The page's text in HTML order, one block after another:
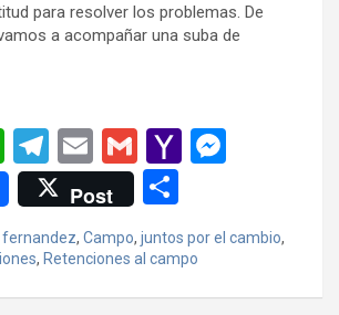
para resolver los problemas. De
a acompañar una suba de
W
h
at
s
A
T
el
e
gr
a
E
m
ail
G
m
ail
Y
o
o
n
g
Post
m
p
, Campo, juntos por el cambio,
, Retenciones al campo